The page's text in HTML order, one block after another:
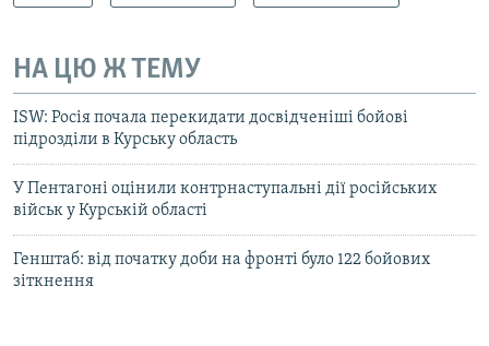
НА ЦЮ Ж ТЕМУ
ISW: Росія почала перекидати досвідченіші бойові
підрозділи в Курську область
У Пентагоні оцінили контрнаступальні дії російських
військ у Курській області
Генштаб: від початку доби на фронті було 122 бойових
зіткнення